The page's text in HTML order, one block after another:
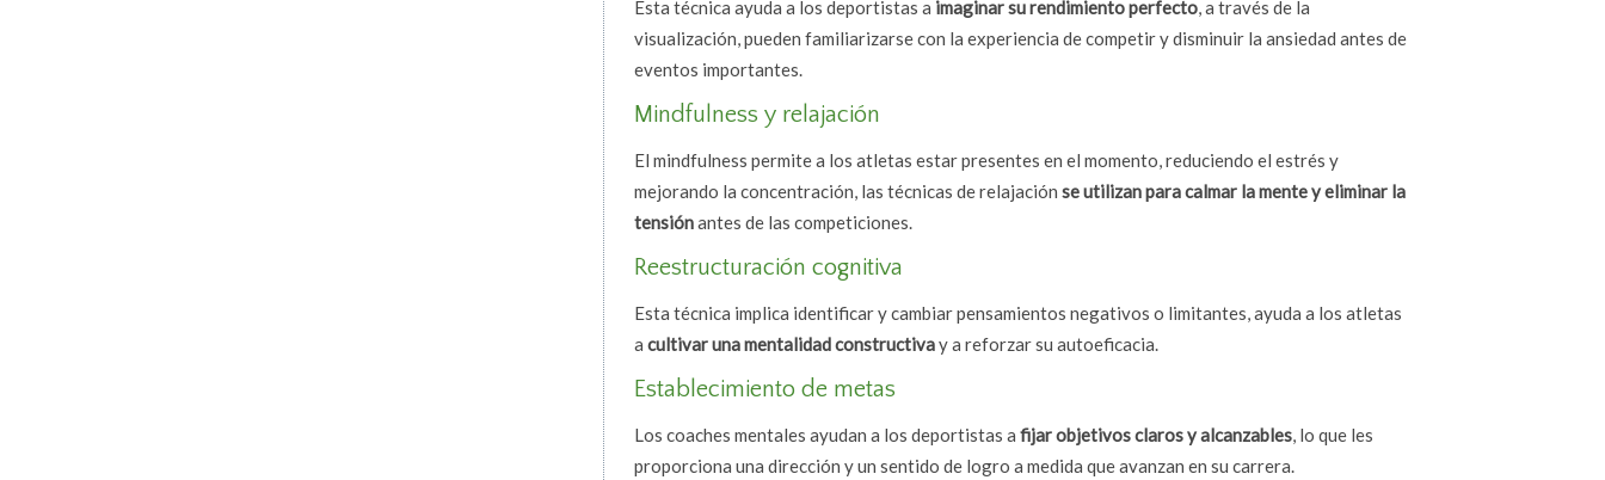
Esta técnica ayuda a los deportistas a imaginar su rendimiento perfecto, a través de la
visualización, pueden familiarizarse con la experiencia de competir y disminuir la ansiedad antes de
eventos importantes.
Mindfulness y relajación
El mindfulness permite a los atletas estar presentes en el momento, reduciendo el estrés y
mejorando la concentración, las técnicas de relajación se utilizan para calmar la mente y eliminar la
tensiónantes de las competiciones.
Reestructuración cognitiva
Esta técnica implica identificar y cambiar pensamientos negativos o limitantes, ayuda a los atletas
a cultivar una mentalidad constructivay a reforzar su autoeficacia.
Establecimiento de metas
Los coaches mentales ayudan a los deportistas a fijar objetivos claros y alcanzables, lo que les
proporciona una dirección y un sentido de logro a medida que avanzan en su carrera.